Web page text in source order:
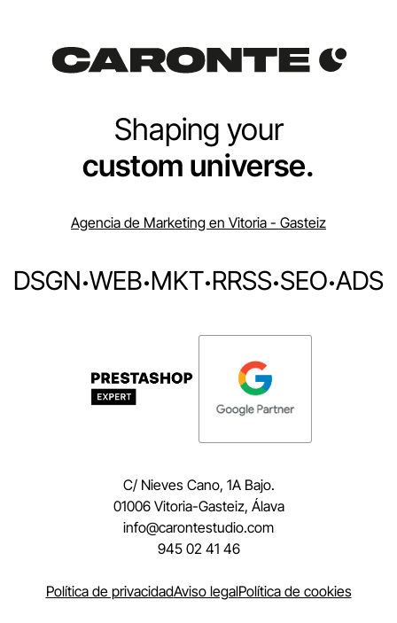
Shaping your
custom universe.
Agencia de Marketing en Vitoria - Gasteiz
DSGN·WEB·MKT·RRSS·SEO·ADS
C/ Nieves Cano, 1A Bajo.
01006 Vitoria-Gasteiz, Álava
moc.oidutsetnorac@ofni
945 02 41 46
Política de privacidadAviso legalPolítica de cookies